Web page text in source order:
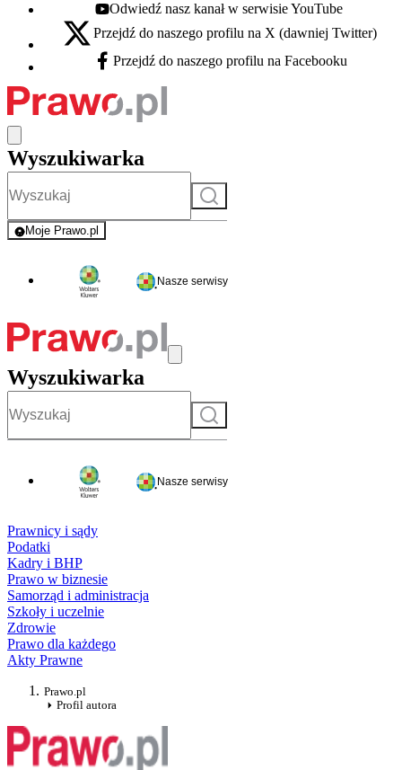
Youtube - otwiera się w nowej karcie
Odwiedź nasz kanał w serwisie YouTube
X - otwiera się w nowej karcie
Przejdź do naszego profilu na X (dawniej Twitter)
Facebook - otwiera się w nowej karcie
Przejdź do naszego profilu na Facebooku
Wyszukiwarka
Szukaj
Moje Prawo.pl
- rejestracja i logowanie do serwisu
Nasze serwisy
Wyszukiwarka
Szukaj
Nasze serwisy
Prawnicy i sądy
Podatki
Kadry i BHP
Prawo w biznesie
Samorząd i administracja
Szkoły i uczelnie
Zdrowie
Prawo dla każdego
Akty Prawne
Prawo.pl
Profil autora